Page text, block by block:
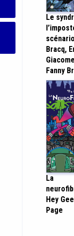
Le
Bracq,
Fanny
La
Hey
Page